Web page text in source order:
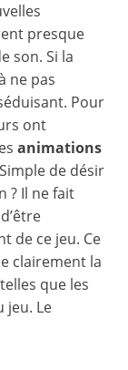
presque
son. Si la
ne pas
Pour
ont
animations
de désir
? Il ne fait
de ce jeu. Ce
clairement la
que les
jeu. Le